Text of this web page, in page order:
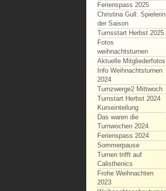
Ferienspass 2025
Christina Gull: Spielerin
der Saison
Turnsstart Herbst 2025
Fotos
weihnachtsturnen
Aktuelle Mitgliederfotos
Info Weihnachtsturnen
2024
Turnzwerge2 Mittwoch
Turnstart Herbst 2024
Kurseinteilung
Das waren die
Turnwochen 2024
Ferienspass 2024
Sommerpause
Turnen trifft auf
Calisthenics
Frohe Weihnachten
2023